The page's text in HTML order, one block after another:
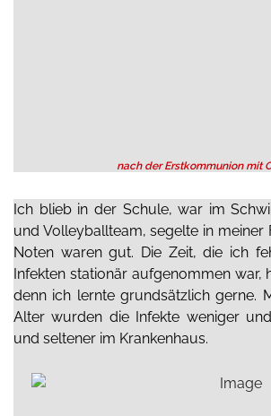
nach der Erstkommunion mit
Ich blieb in der Schule, war im
und Volleyballteam, segelte in meiner
Noten waren gut. Die Zeit, die ich
Infekten stationär aufgenommen war,
denn ich lernte grundsätzlich gerne.
Alter wurden die Infekte weniger
und seltener im Krankenhaus.